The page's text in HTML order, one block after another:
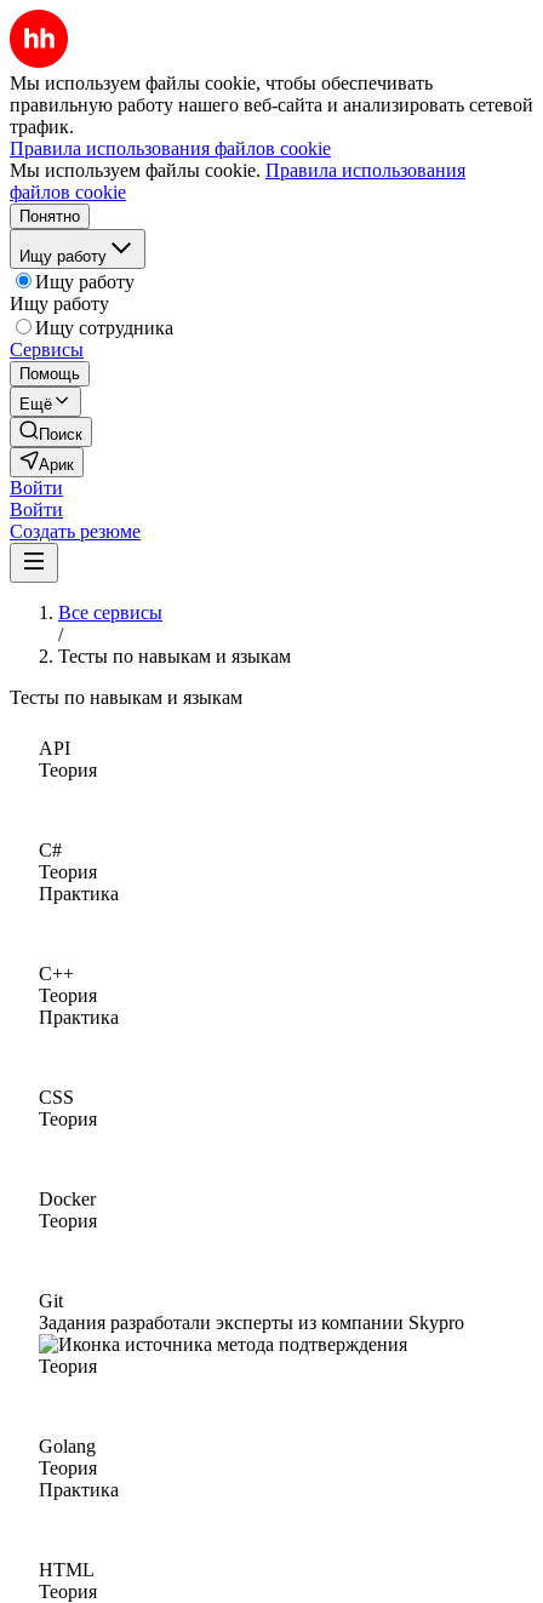
Мы используем файлы cookie, чтобы обеспечивать
правильную работу нашего веб-сайта и анализировать сетевой
трафик.
Правила использования файлов cookie
Мы используем файлы cookie. Правила использования
файлов cookie
Понятно
Ищу работу
Ищу работу
Ищу работу
Ищу сотрудника
Сервисы
Помощь
Ещё
Поиск
Арик
Войти
Войти
Создать резюме
Все сервисы
/
Тесты по навыкам и языкам
Тесты по навыкам и языкам
API
Теория
C#
Теория
Практика
C++
Теория
Практика
CSS
Теория
Docker
Теория
Git
Задания разработали эксперты из компании Skypro
Теория
Golang
Теория
Практика
HTML
Теория